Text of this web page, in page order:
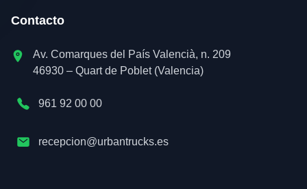
Contacto
Av. Comarques del País Valencià, n. 209
46930 – Quart de Poblet (Valencia)
961 92 00 00
recepcion@urbantrucks.es